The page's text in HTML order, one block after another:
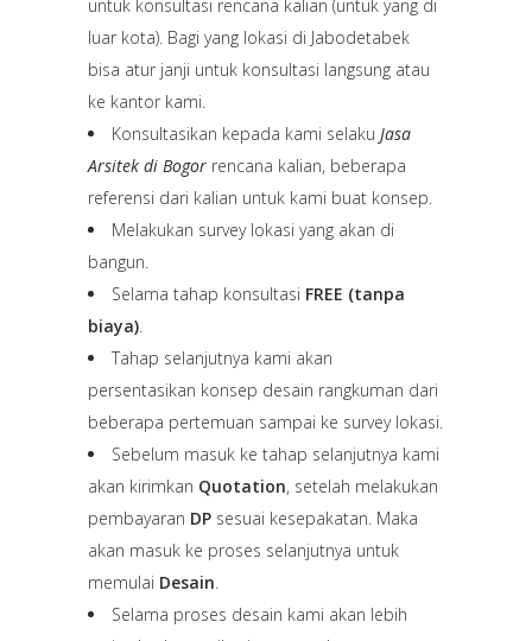
untuk konsultasi rencana kalian (untuk yang di
luar kota). Bagi yang lokasi di Jabodetabek
bisa atur janji untuk konsultasi langsung atau
ke kantor kami.
Konsultasikan kepada kami selaku Jasa
Arsitek di Bogor rencana kalian, beberapa
referensi dari kalian untuk kami buat konsep.
Melakukan survey lokasi yang akan di
bangun.
Selama tahap konsultasi FREE (tanpa
biaya).
Tahap selanjutnya kami akan
persentasikan konsep desain rangkuman dari
beberapa pertemuan sampai ke survey lokasi.
Sebelum masuk ke tahap selanjutnya kami
akan kirimkan Quotation, setelah melakukan
pembayaran DP sesuai kesepakatan. Maka
akan masuk ke proses selanjutnya untuk
memulai Desain.
Selama proses desain kami akan lebih